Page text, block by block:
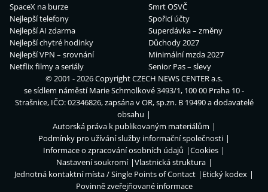
SpaceX na burze
Nejlepší telefony
Nejlepší AI zdarma
Nejlepší chytré hodinky
Nejlepší VPN – srovnání
Netflix filmy a seriály
Smrt OSVČ
Spořicí účty
Superdávka – změny
Důchody 2027
Minimální mzda 2027
Senior Pas – slevy
© 2001 - 2026 CopyrightCZECH NEWS CENTER a.s.
se sídlem náměstí Marie Schmolkové 3493/1, 100 00 Praha 10 -
Strašnice, IČO: 02346826, zapsána v OR, sp.zn. B 19490 a dodavatelé
obsahu
Autorská práva k publikovaným materiálům
Podmínky pro užívání služby informační společnosti
Informace o zpracování osobních údajů
Cookies
Nastavení soukromí
Vlastnická struktura
Jednotná kontaktní místa / Single Points of Contact
Etický kodex
Povinně zveřejňované informace